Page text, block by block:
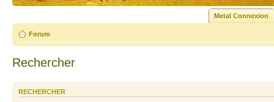
Metal Connexion
Forum
Rechercher
RECHERCHER